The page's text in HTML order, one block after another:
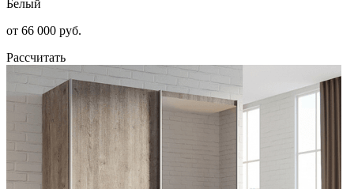
Белый
от 66 000 руб.
Рассчитать